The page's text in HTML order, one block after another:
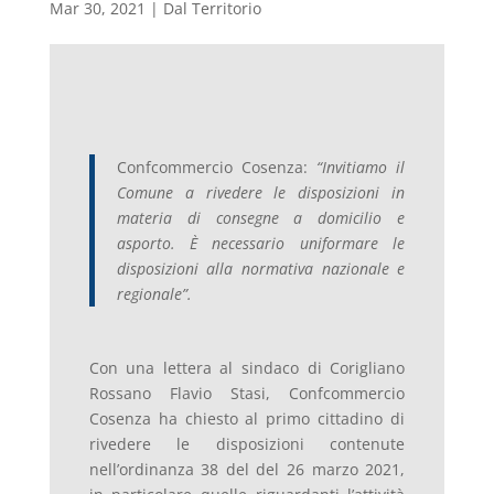
Mar 30, 2021 | Dal Territorio
Confcommercio Cosenza: “Invitiamo il
Comune a rivedere le disposizioni in
materia di consegne a domicilio e
asporto. È necessario uniformare le
disposizioni alla normativa nazionale e
regionale”.
Con una lettera al sindaco di Corigliano
Rossano Flavio Stasi, Confcommercio
Cosenza ha chiesto al primo cittadino di
rivedere le disposizioni contenute
nell’ordinanza 38 del del 26 marzo 2021,